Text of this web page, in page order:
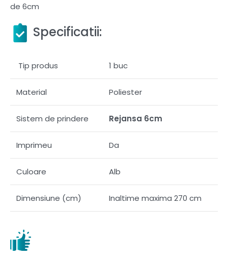
de 6cm
Specificatii:
Tip produs 1 buc
Material Poliester
Sistem de prindere Rejansa 6cm
Imprimeu Da
Culoare Alb
Dimensiune (cm) Inaltime maxima 270 cm